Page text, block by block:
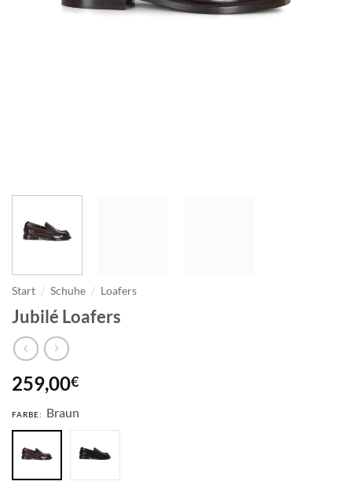
Start / Schuhe / Loafers
Jubilé Loafers
259,00€
FARBE: Braun